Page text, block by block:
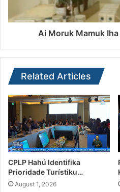
Ai Moruk Mamuk
Related Articles
CPLP Hahú Identifika
Prioridade Turístiku…
August 1, 2026